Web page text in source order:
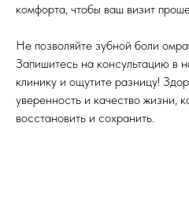
комфорта, чтобы ваш визит
Не позволяйте зубной боли
Запишитесь на консультацию в
клинику и ощутите разницу!
уверенность и качество жизни,
восстановить и сохранить.